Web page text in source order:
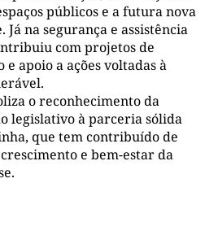
públicos e a futura nova
na segurança e assistência
com projetos de
apoio a ações voltadas à
o reconhecimento da
legislativo à parceria sólida
que tem contribuído de
e bem-estar da